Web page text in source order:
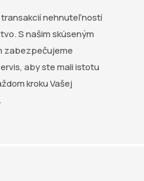
nehnuteľností
S našim skúseným
zabezpečujeme
aby ste mali istotu
kroku Vašej